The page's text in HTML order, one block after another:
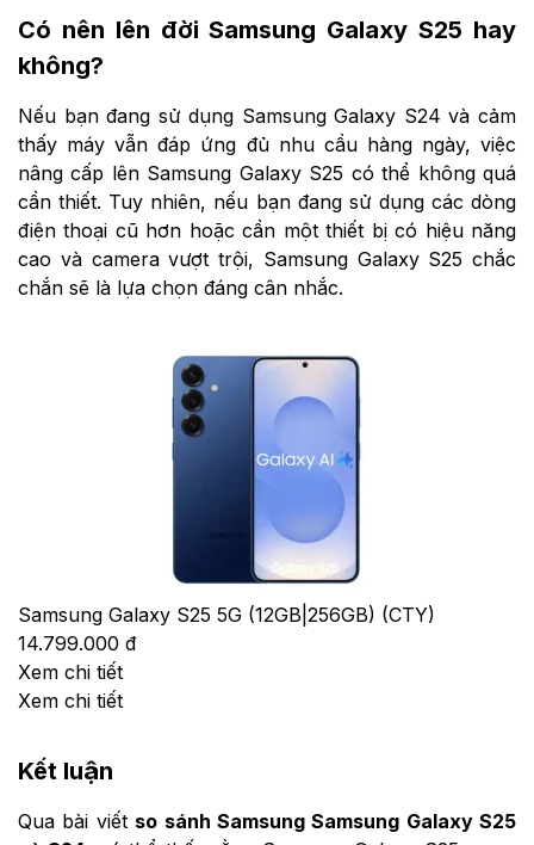
Có nên lên đời Samsung Galaxy S25 hay
không?
Nếu bạn đang sử dụng Samsung Galaxy S24 và cảm
thấy máy vẫn đáp ứng đủ nhu cầu hàng ngày, việc
nâng cấp lên Samsung Galaxy S25 có thể không quá
cần thiết. Tuy nhiên, nếu bạn đang sử dụng các dòng
điện thoại cũ hơn hoặc cần một thiết bị có hiệu năng
cao và camera vượt trội, Samsung Galaxy S25 chắc
chắn sẽ là lựa chọn đáng cân nhắc.
Samsung Galaxy S25 5G (12GB|256GB) (CTY)
14.799.000 đ
Xem chi tiết
Xem chi tiết
Kết luận
Qua bài viết so sánh Samsung Samsung Galaxy S25